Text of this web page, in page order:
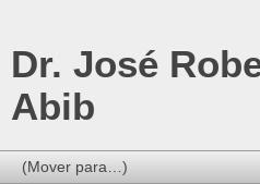
Dr. José
Abib